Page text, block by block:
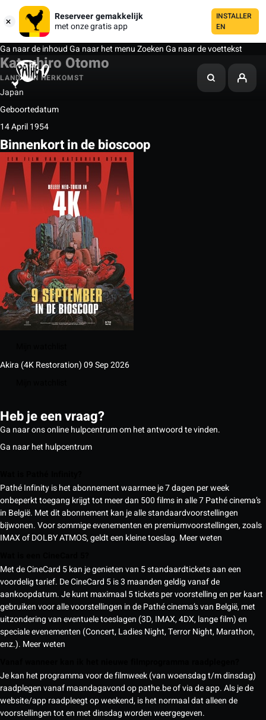
Reserveer gemakkelijk
met onze gratis app
INSTALLER
EN
Ga naar de inhoudGa naar het menuZoekenGa naar de voettekst
Katsuhiro Otomo
LAND VAN HERKOMST
Japan
Geboortedatum
14 April 1954
Binnenkort in de bioscoop
Akira (4K Restoration)09 Sep 2026
Heb je een vraag?
Ga naar ons online hulpcentrum om het antwoord te vinden.
Ga naar het hulpcentrum
Pathé Infinity is het abonnement waarmee je 7 dagen per week
onbeperkt toegang krijgt tot meer dan 500 films in alle 7 Pathé cinema’s
in België. Met dit abonnement kan je alle standaardvoorstellingen
bijwonen. Voor sommige evenementen en premiumvoorstellingen, zoals
IMAX of DOLBY ATMOS, geldt een kleine toeslag. Meer weten
Met de CineCard 5 kan je genieten van 5 standaardtickets aan een
voordelig tarief. De CineCard 5 is 3 maanden geldig vanaf de
aankoopdatum. Je kunt maximaal 5 tickets per voorstelling en per kaart
gebruiken voor alle voorstellingen in de Pathé cinema’s van België, met
uitzondering van eventuele toeslagen (3D, IMAX, 4DX, lange film) en
speciale evenementen (Concert, Ladies Night, Terror Night, Marathon,
enz.). Meer weten
Je kan het programma voor de filmweek (van woensdag t/m dinsdag)
raadplegen vanaf maandagavond op pathe.be of via de app. Als je de
website/app raadpleegt op weekend, is het normaal dat alleen de
voorstellingen tot en met dinsdag worden weergegeven.